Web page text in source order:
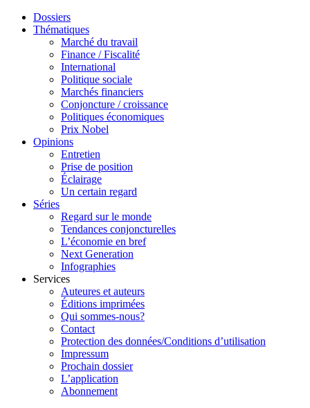
Dossiers
Thématiques
Marché du travail
Finance / Fiscalité
International
Politique sociale
Marchés financiers
Conjoncture / croissance
Politiques économiques
Prix Nobel
Opinions
Entretien
Prise de position
Éclairage
Un certain regard
Séries
Regard sur le monde
Tendances conjoncturelles
L’économie en bref
Next Generation
Infographies
Services
Auteures et auteurs
Éditions imprimées
Qui sommes-nous?
Contact
Protection des données/Conditions d’utilisation
Impressum
Prochain dossier
L’application
Abonnement